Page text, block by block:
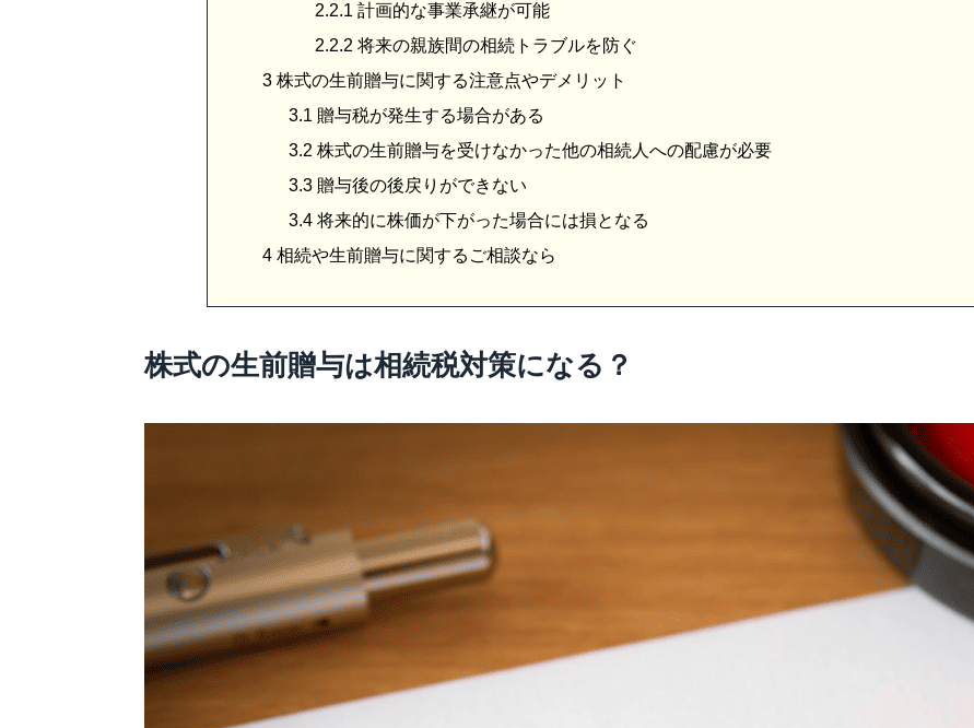
2.2.1 計画的な事業承継が可能
2.2.2 将来の親族間の相続トラブルを防ぐ
3 株式の生前贈与に関する注意点やデメリット
3.1 贈与税が発生する場合がある
3.2 株式の生前贈与を受けなかった他の相続人への配慮が必要
3.3 贈与後の後戻りができない
3.4 将来的に株価が下がった場合には損となる
4 相続や生前贈与に関するご相談なら
株式の生前贈与は相続税対策になる？